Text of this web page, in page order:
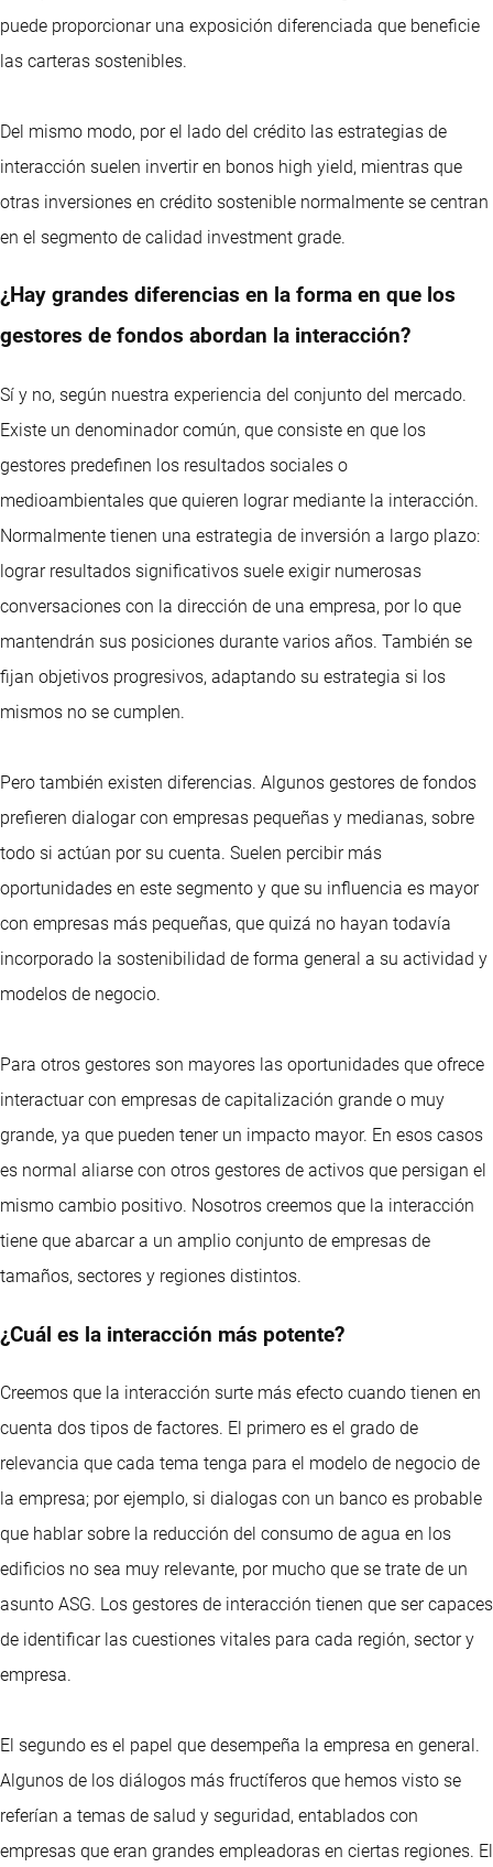
puede proporcionar una exposición diferenciada que beneficie
las carteras sostenibles.
Del mismo modo, por el lado del crédito las estrategias de
interacción suelen invertir en bonos high yield, mientras que
otras inversiones en crédito sostenible normalmente se centran
en el segmento de calidad investment grade.
¿Hay grandes diferencias en la forma en que los
gestores de fondos abordan la interacción?
Sí y no, según nuestra experiencia del conjunto del mercado.
Existe un denominador común, que consiste en que los
gestores predefinen los resultados sociales o
medioambientales que quieren lograr mediante la interacción.
Normalmente tienen una estrategia de inversión a largo plazo:
lograr resultados significativos suele exigir numerosas
conversaciones con la dirección de una empresa, por lo que
mantendrán sus posiciones durante varios años. También se
fijan objetivos progresivos, adaptando su estrategia si los
mismos no se cumplen.
Pero también existen diferencias. Algunos gestores de fondos
prefieren dialogar con empresas pequeñas y medianas, sobre
todo si actúan por su cuenta. Suelen percibir más
oportunidades en este segmento y que su influencia es mayor
con empresas más pequeñas, que quizá no hayan todavía
incorporado la sostenibilidad de forma general a su actividad y
modelos de negocio.
Para otros gestores son mayores las oportunidades que ofrece
interactuar con empresas de capitalización grande o muy
grande, ya que pueden tener un impacto mayor. En esos casos
es normal aliarse con otros gestores de activos que persigan el
mismo cambio positivo. Nosotros creemos que la interacción
tiene que abarcar a un amplio conjunto de empresas de
tamaños, sectores y regiones distintos.
¿Cuál es la interacción más potente?
Creemos que la interacción surte más efecto cuando tienen en
cuenta dos tipos de factores. El primero es el grado de
relevancia que cada tema tenga para el modelo de negocio de
la empresa; por ejemplo, si dialogas con un banco es probable
que hablar sobre la reducción del consumo de agua en los
edificios no sea muy relevante, por mucho que se trate de un
asunto ASG. Los gestores de interacción tienen que ser capaces
de identificar las cuestiones vitales para cada región, sector y
empresa.
El segundo es el papel que desempeña la empresa en general.
Algunos de los diálogos más fructíferos que hemos visto se
referían a temas de salud y seguridad, entablados con
empresas que eran grandes empleadoras en ciertas regiones. El